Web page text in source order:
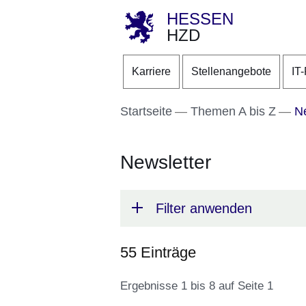
Direkt zum Kopf der
Direkt zum Inhalt
Direkt zum Fuß der
HESSEN
HZD
Karriere Stellenangebote
Startseite Themen A bis Z
Newsletter
Filter anwenden
55 Einträge
Ergebnisse 1 bis 8 auf Seite 1